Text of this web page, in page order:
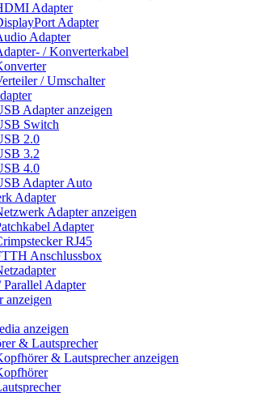
Adapter
Adapter
Adapter
/ Konverterkabel
/ Umschalter
Adapter anzeigen
Switch
2.0
3.2
4.0
Adapter Auto
Adapter
Adapter anzeigen
Adapter
RJ45
Anschlussbox
Parallel Adapter
anzeigen
anzeigen
& Lautsprecher
& Lautsprecher anzeigen